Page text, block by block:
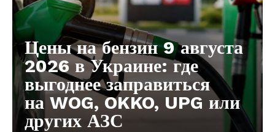
Цены на бензин 9 августа
2026 в Украине: где
выгоднее заправиться
на WOG, OKKO, UPG или
других АЗС